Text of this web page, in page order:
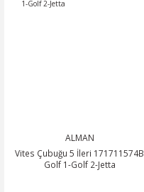
ALMAN
Vites Çubuğu 5 İleri 171711574B
Golf 1-Golf 2-Jetta